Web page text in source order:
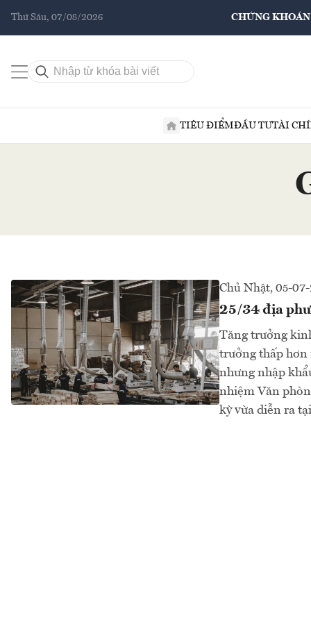
Thứ Sáu, 07/08/2026 CHỨNG KHOÁN
TIÊU ĐIỂMĐẦU TƯTÀI
Chủ Nhật, 05-
25/34 địa
Tăng trưởng
trưởng thấp hơn
nhưng nhập
nhiệm Văn
kỳ vừa diễn ra